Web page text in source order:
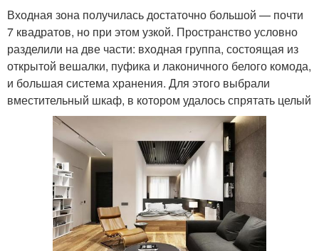
Входная зона получилась достаточно большой — почти
7 квадратов, но при этом узкой. Пространство условно
разделили на две части: входная группа, состоящая из
открытой вешалки, пуфика и лаконичного белого комода,
и большая система хранения. Для этого выбрали
вместительный шкаф, в котором удалось спрятать целый